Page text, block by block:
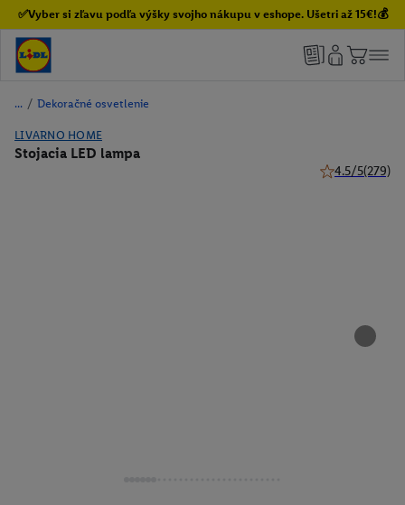
✅Vyber si zľavu podľa výšky svojho nákupu v eshope. Ušetri až 15€!💰
/ Dekoračné osvetlenie
LIVARNO HOME
Stojacia LED lampa
4.5/5(279)